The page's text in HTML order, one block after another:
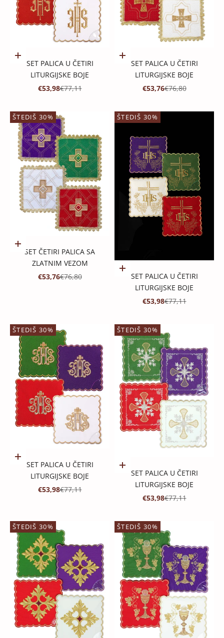
Dodaj u košaricu
SET PALICA U ČETIRI
LITURGIJSKE BOJE
PROMOTIVNA CIJENA
€53,98REDOVNA CIJENA
€77,11
Dodaj u košaricu
SET PALICA U ČETIRI
LITURGIJSKE BOJE
PROMOTIVNA CIJENA
€53,76REDOVNA CIJENA
€76,80
ŠTEDIŠ 30%
Dodaj u košaricu
SET ČETIRI PALICA SA
ZLATNIM VEZOM
PROMOTIVNA CIJENA
€53,76REDOVNA CIJENA
€76,80
ŠTEDIŠ 30%
Dodaj u košaricu
SET PALICA U ČETIRI
LITURGIJSKE BOJE
PROMOTIVNA CIJENA
€53,98REDOVNA CIJENA
€77,11
ŠTEDIŠ 30%
Dodaj u košaricu
SET PALICA U ČETIRI
LITURGIJSKE BOJE
PROMOTIVNA CIJENA
€53,98REDOVNA CIJENA
€77,11
ŠTEDIŠ 30%
Dodaj u košaricu
SET PALICA U ČETIRI
LITURGIJSKE BOJE
PROMOTIVNA CIJENA
€53,98REDOVNA CIJENA
€77,11
ŠTEDIŠ 30% ŠTEDIŠ 30%